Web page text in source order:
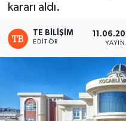
kararı aldı.
TE BILIŞIM
EDITÖR
Haber Arşivi